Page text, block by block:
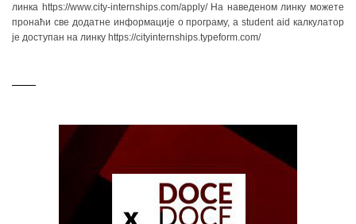
линка https://www.city-internships.com/apply/ На наведеном линку можете
пронаћи све додатне информације о програму, а student aid калкулатор
је доступан на линку https://cityinternships.typeform.com/